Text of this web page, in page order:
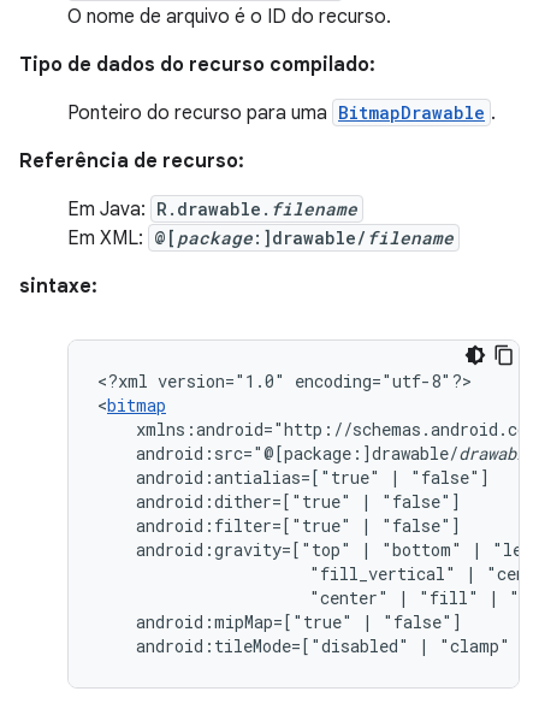
O nome de arquivo é o ID do recurso.
Tipo de dados do recurso compilado:
Ponteiro do recurso para uma BitmapDrawable .
Referência de recurso:
Em Java: R.drawable. filename
Em XML: @[ package:]drawable/ filename
sintaxe:
<?xml version="1.0"
encoding="utf-8"?>
<bitmap
android:src="@[package:]drawable/
android:antialias=["true"
|
android:dither=["true"
|
android:filter=["true"
|
android:gravity=["top"
| "bottom" |
"fill_vertical"
|
"center"
| "fill" |
android:mipMap=["true"
|
android:tileMode=["disabled"
| "clamp"